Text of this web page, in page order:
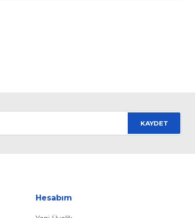
KAYDET
Hesabım